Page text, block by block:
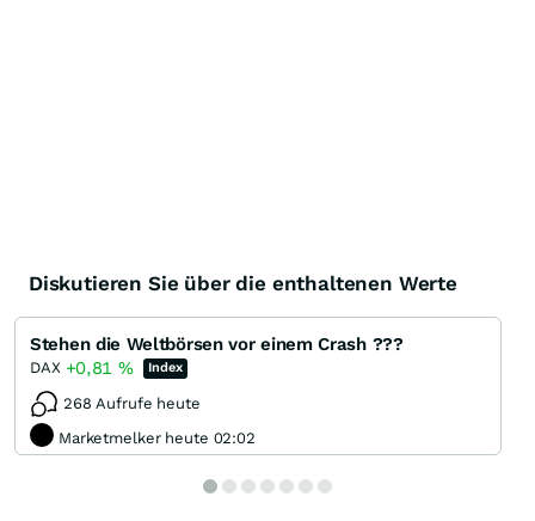
Diskutieren Sie über die enthaltenen Werte
Stehen die Weltbörsen vor einem Crash ???
DAX +0,81 % Index
268 Aufrufe heute
Marketmelker heute 02:02